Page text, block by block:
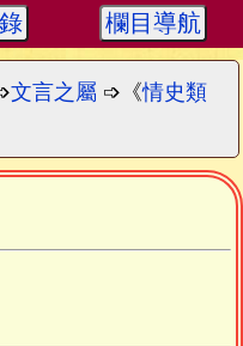
欄目導航
文言之屬 ➩《情史類